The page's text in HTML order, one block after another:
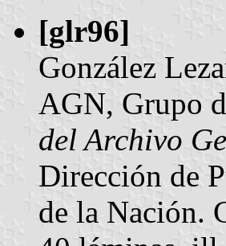
[glr96]
González
AGN, Grupo
del Archivo
Dirección de
de la Nación.